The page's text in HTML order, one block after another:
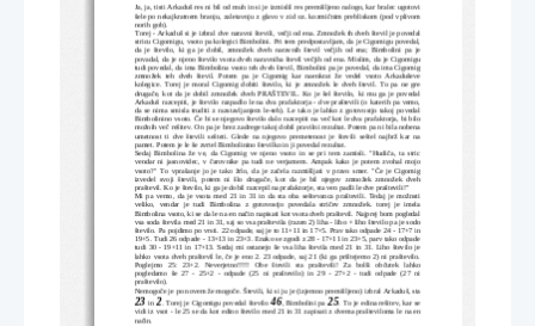
Ja, ja, tisti Arkaduš res ni bil od muh in si je izmislil res premišljeno nalogo, kar bralec ugotovi
šele po nekajkratnem branju, zaletavnju z glavo v zid oz. kozmičnim prebliskom (pod vplivom
norih gob).
Torej - Arkaduš si je izbral dve naravni števili, večji od ena. Zmnožek th dveh števil je povedal
stricu Cigomigu, vsoto pa kolegici Bimbolini. Pri tem predpostavljam, da je Cigomigu povedal,
da  je   število,   ki   ga  je   dobil,   zmnožek  dveh  naravnih   števil   večjih   od  ena;   Bimbolini   pa  je
povadal, da je njeno število vsota dveh naravniha števil večjih od ena. Mislim, da je Cigomigu
tudi povedal, da ima Bimbolina vsoto teh dveh števil, Bimbolini pa je povedal, da ima Cigomig
zmnožek   teh   dveh   števil.   Potem   pa   je   Cigomig   kar   naenkrat   že   vedel   vsoto   Arkaduševe
kolegice. Torej je moral Cigomig dobiti število, ki je zmnožek le dveh števil. To pa ne gre
drugače, kot da je dobil zmnožek dveh PRAŠTEVIL. Ko je šel število, ki mu ga je povedal
Arkaduš razcepiti, je število razpadlo le na dva prafaktorja - dve praštevili (o katerih pa vemo,
da se nima smisla truditi z razstavljanjem le-teh). Le tako je lahko z gotovostjo takoj povedal
Bimbolinino vsoto. Če bi se njegovo število dalo razcepiti na več kot le dva prafaktorja, bi bilo
možnih več rešitev. On pa je brez zadrege takoj dobil pravilni rezultat. Potem pa ni bila nobena
umetnost  ti   dve  števili   sešteti.   Glede  na  njegovo  premetenost   je  števili   seštel  najbrž   kar  na
pamet. Potem je le še zvrtel Bimbolinino številko in ji povedal rezultat.
Sedaj Bimbolina že ve, da Cigomig  ve  njeno vsoto  in se pri  tem zamisli.  "Hudiča,  ta stric
vendar ni jasnovidec, v čarovnike pa tudi ne verjamem. Ampak kako je potem zvohal mojo
vsoto?" To vprašanje jo je tako žrlo, da je začela razmišljati v pravo smer. "Če je Cigomig
izvedel   svoji   števili,   potem   ni   šlo   drugače,   kot   da   je   bil   njegov   zmnožek   zmnožek   dveh
praštevil. Ko je število, ki ga je dobil razcepil na prafaktorje, sta ven padli le dve praštevili!"
Mi pa vemo, da je vsota med 21 in 31 in da sta oba seštevanca praštevili. Tedaj je možnsti
veliko,   vendar   je   tudi   Bimbolina   z   gotovostjo   povedala   stričev   zmnožek.   torej   je   imela
Bimbolina vsoto, ki se da le na en način napisati kot vsota dveh praštevil. Najprej bom pogledal
vsa soda števila med 21 in 31, saj so vsa praštevila (razen 2) liha - liho + liho število pa je sodo
število. Pa pojdimo po vrsti. 22 odpade, saj je to 11+11 in 17+5. Prav tako odpade 24 - 17+7 in
19+5. Tudi 26 odpade - 13+13 in 23+3. Enako se zgodi z 28 - 17+11 in 23+5, parv tako odpade
tudi 30 - 19+11 in 17+13. Sedaj mi ostanejo še vsa liha števila med 21 in 31. Liho število je
lahko vsota dveh praštevil le, če je eno 2. 23 odpade, saj 21 (ki ga prištejemo 2) ni praštevilo.
Poglejmo   25:   23+2.   Neverjetno!!!!!   Obe   števili   sta   praštevili!   Za   bolši   občutek   lahko
pogledamo   še   27   -   25+2   -   odpade   (25   ni   praštevilo)   in   29   -   27+2   -   tudi   odpade   (27   ni
praštevilo).
Nemogoče je po novem že mogoče. Števili, ki si ju je (izjemno premišljeno) izbral Arkaduš, sta
23 in 2. Torej je Cigomigu povedal število 46, Bimbolini pa 25 . To je edina rešitev, kar se
vidi iz vsot - le 25 se da kot edino število med 21 in 31 zapisati z dvema prašteviloma le na en
način.